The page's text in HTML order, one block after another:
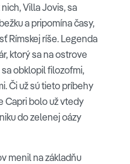
Villa Jovis, sa
a pripomína časy,
Rímskej ríše. Legenda
ktorý sa na ostrove
obklopil filozofmi,
Či už sú tieto príbehy
Capri bolo už vtedy
do zelenej oázy
menil na základňu